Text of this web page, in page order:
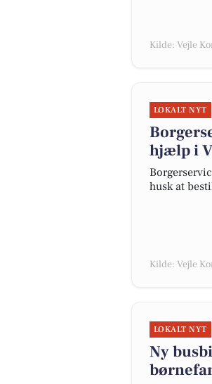
Kilde: Vejle
LOKALT NYT
hjælp i
husk at
Kilde: Vejle
LOKALT NYT
Ny